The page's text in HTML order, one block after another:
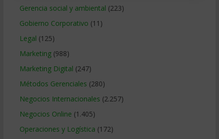
Gerencia social y ambiental (223)
Gobierno Corporativo (11)
Legal (125)
Marketing(988)
Marketing Digital (247)
Métodos Gerenciales (280)
Negocios Internacionales (2.257)
Negocios Online (1.405)
Operaciones y Logística (172)